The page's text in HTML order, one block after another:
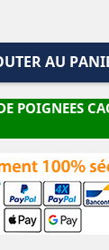
AU
POIGNEES